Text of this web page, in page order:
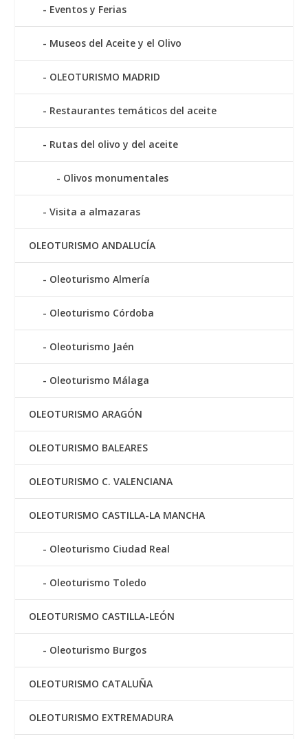
Eventos y Ferias
Museos del Aceite y el Olivo
OLEOTURISMO MADRID
Restaurantes temáticos del aceite
Rutas del olivo y del aceite
Olivos monumentales
Visita a almazaras
OLEOTURISMO ANDALUCÍA
Oleoturismo Almería
Oleoturismo Córdoba
Oleoturismo Jaén
Oleoturismo Málaga
OLEOTURISMO ARAGÓN
OLEOTURISMO BALEARES
OLEOTURISMO C. VALENCIANA
OLEOTURISMO CASTILLA-LA MANCHA
Oleoturismo Ciudad Real
Oleoturismo Toledo
OLEOTURISMO CASTILLA-LEÓN
Oleoturismo Burgos
OLEOTURISMO CATALUÑA
OLEOTURISMO EXTREMADURA